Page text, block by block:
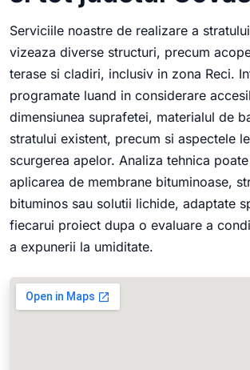
Serviciile noastre de realizare a
vizeaza diverse structuri, precum
terase si cladiri, inclusiv in zona Reci.
programate luand in considerare
dimensiunea suprafetei, materialul de
stratului existent, precum si aspectele
scurgerea apelor. Analiza tehnica
aplicarea de membrane bituminoase,
bituminos sau solutii lichide, adaptate
fiecarui proiect dupa o evaluare a
a expunerii la umiditate.